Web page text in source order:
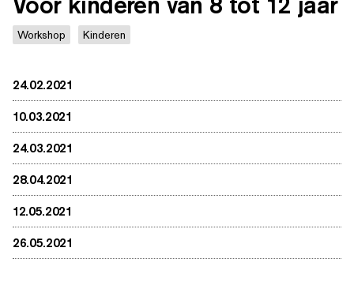
Workshop Kinderen
24.02.2021
10.03.2021
24.03.2021
28.04.2021
12.05.2021
26.05.2021